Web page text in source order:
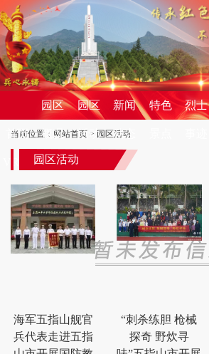
首页
园区
概况
园区
活动
新闻
动态
特色 烈士
景
联系
我们
当前位置： 网站首页 > 园区活动
园区活动
海军五指山舰官
兵代表走进五指
“刺杀练胆 枪械
探奇 野炊寻